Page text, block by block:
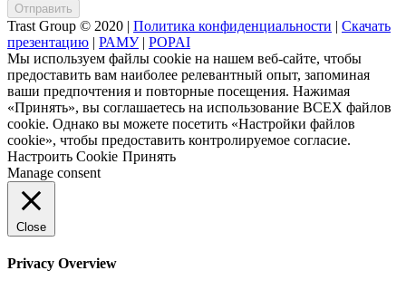
Trast Group © 2020 | Политика конфиденциальности | Скачать
презентацию | РАМУ| POPAI
Мы используем файлы cookie на нашем веб-сайте, чтобы
предоставить вам наиболее релевантный опыт, запоминая
ваши предпочтения и повторные посещения. Нажимая
«Принять», вы соглашаетесь на использование ВСЕХ файлов
cookie. Однако вы можете посетить «Настройки файлов
cookie», чтобы предоставить контролируемое согласие.
Настроить Cookie Принять
Manage consent
Close
Privacy Overview